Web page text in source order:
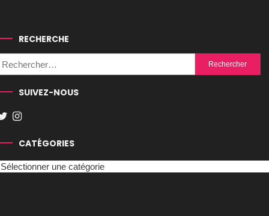
RECHERCHE
Rechercher :
SUIVEZ-NOUS
CATÉGORIES